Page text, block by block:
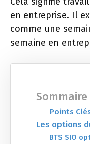
en entreprise. Il
comme une
semaine en
Sommaire
Points
Les options
BTS SIO